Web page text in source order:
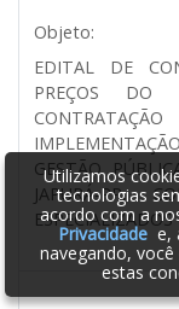
Objeto:
EDITAL DE
PREÇOS DO
GESTÃO
JAPURÁ-PR,
ESPECIALIZADOS
Utilizamos
tecnologias
acordo com a
Privacidadee,
navegando,
estas